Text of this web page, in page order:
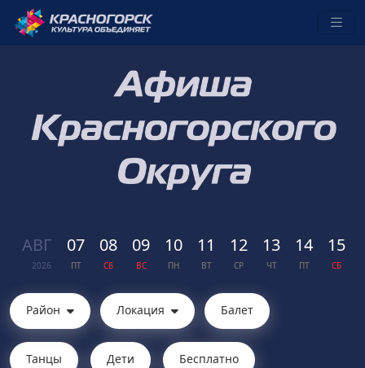
АВГ
2026
07
ПТ
08
СБ
09
ВС
10
ПН
11
ВТ
12
СР
13
ЧТ
14
ПТ
15
СБ
Район Локация Балет
Танцы Дети Бесплатно